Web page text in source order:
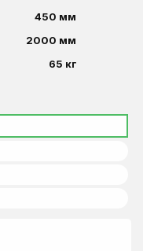
450 мм
2000 мм
65 кг